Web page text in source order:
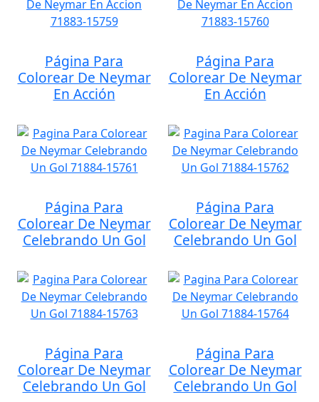
Página Para
Colorear De Neymar
En Acción
Página Para
Colorear De Neymar
En Acción
Página Para
Colorear De Neymar
Celebrando Un Gol
Página Para
Colorear De Neymar
Celebrando Un Gol
Página Para
Colorear De Neymar
Celebrando Un Gol
Página Para
Colorear De Neymar
Celebrando Un Gol